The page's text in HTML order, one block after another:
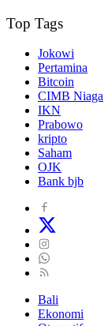
Top Tags
Jokowi
Pertamina
Bitcoin
CIMB Niaga
IKN
Prabowo
kripto
Saham
OJK
Bank bjb
Bali
Ekonomi